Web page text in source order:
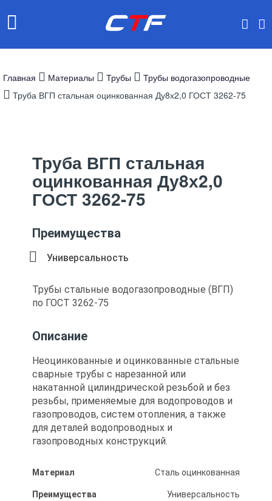
Главная Материалы Трубы
Трубы водогазопроводные
Труба ВГП стальная оцинкованная Ду8х2,0 ГОСТ 3262-75
Труба ВГП стальная
оцинкованная Ду8х2,0
ГОСТ 3262-75
Преимущества
Универсальность
Трубы стальные водогазопроводные (ВГП)
по ГОСТ 3262-75
Описание
Неоцинкованные и оцинкованные стальные
сварные трубы с нарезанной или
накатанной цилиндрической резьбой и без
резьбы, применяемые для водопроводов и
газопроводов, систем отопления, а также
для деталей водопроводных и
газопроводных конструкций.
Материал Сталь оцинкованная
Преимущества Универсальность